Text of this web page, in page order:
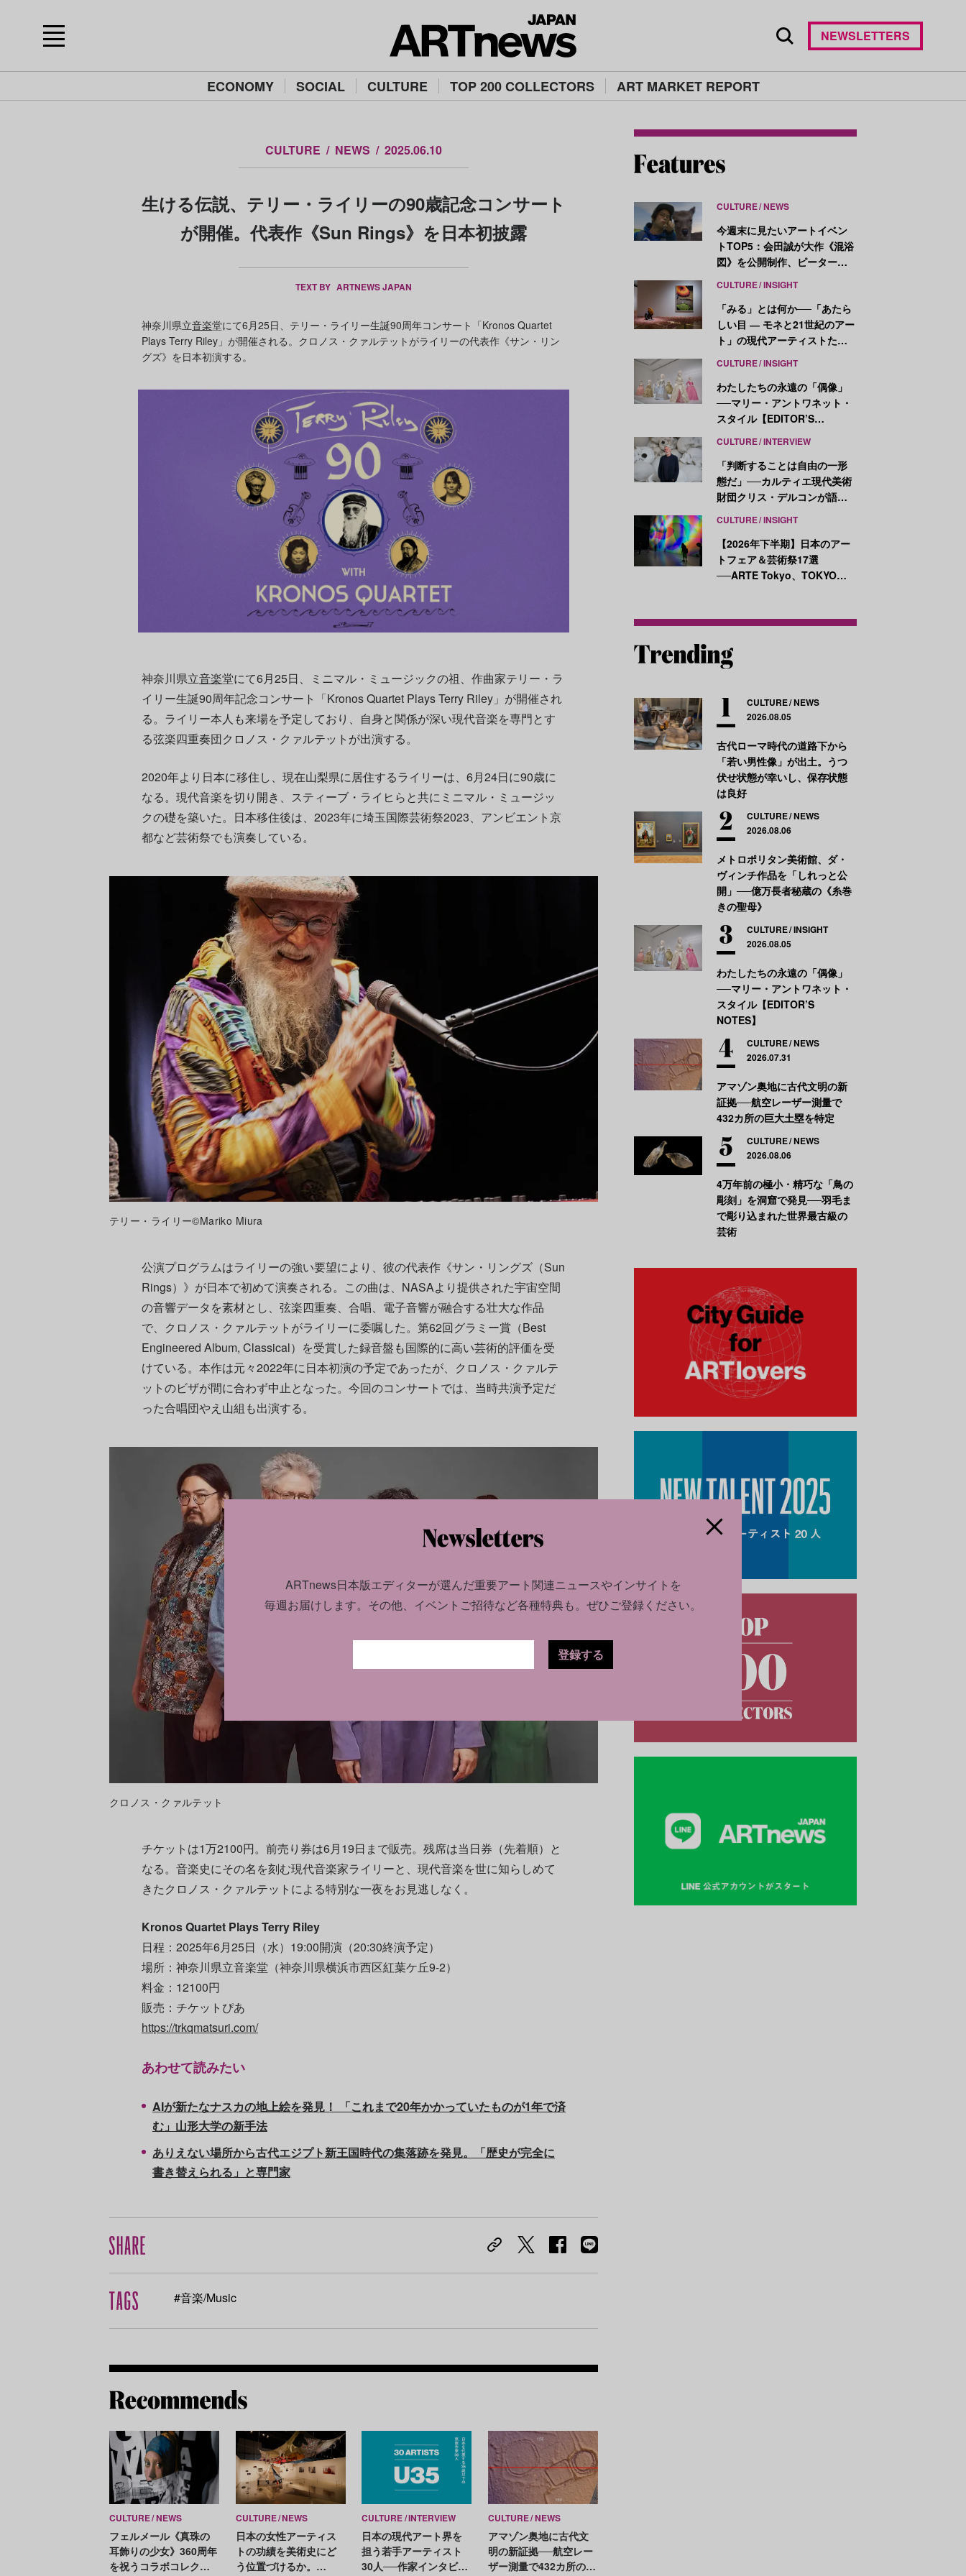
ECONOMY SOCIAL CULTURE TOP 200 COLLECTORS ART MARKET REPORT
NEWSLETTERS
CULTURE NEWS 2025.06.10
生ける伝説、テリー・ライリーの90歳記念コンサート
が開催。代表作《Sun Rings》を日本初披露
TEXT BY ARTNEWS JAPAN
神奈川県立音楽堂にて6月25日、テリー・ライリー生誕90周年コンサート「Kronos Quartet
Plays Terry Riley」が開催される。クロノス・クァルテットがライリーの代表作《サン・リン
グズ》を日本初演する。
神奈川県立音楽堂にて6月25日、ミニマル・ミュージックの祖、作曲家テリー・ラ
イリー生誕90周年記念コンサート「Kronos Quartet Plays Terry Riley」が開催され
る。ライリー本人も来場を予定しており、自身と関係が深い現代音楽を専門とす
る弦楽四重奏団クロノス・クァルテットが出演する。
2020年より日本に移住し、現在山梨県に居住するライリーは、6月24日に90歳に
なる。現代音楽を切り開き、スティーブ・ライヒらと共にミニマル・ミュージッ
クの礎を築いた。日本移住後は、2023年に埼玉国際芸術祭2023、アンビエント京
都など芸術祭でも演奏している。
テリー・ライリー©Mariko Miura
公演プログラムはライリーの強い要望により、彼の代表作《サン・リングズ（Sun
Rings）》が日本で初めて演奏される。この曲は、NASAより提供された宇宙空間
の音響データを素材とし、弦楽四重奏、合唱、電子音響が融合する壮大な作品
で、クロノス・クァルテットがライリーに委嘱した。第62回グラミー賞（Best
Engineered Album, Classical）を受賞した録音盤も国際的に高い芸術的評価を受
けている。本作は元々2022年に日本初演の予定であったが、クロノス・クァルテ
ットのビザが間に合わず中止となった。今回のコンサートでは、当時共演予定だ
った合唱団やえ山組も出演する。
クロノス・クァルテット
チケットは1万2100円。前売り券は6月19日まで販売。残席は当日券（先着順）と
なる。音楽史にその名を刻む現代音楽家ライリーと、現代音楽を世に知らしめて
きたクロノス・クァルテットによる特別な一夜をお見逃しなく。
Kronos Quartet Plays Terry Riley
日程：2025年6月25日（水）19:00開演（20:30終演予定）
場所：神奈川県立音楽堂（神奈川県横浜市西区紅葉ケ丘9-2）
料金：12100円
販売：チケットぴあ
https://trkqmatsuri.com/
あわせて読みたい
AIが新たなナスカの地上絵を発見！ 「これまで20年かかっていたものが1年で済
む」山形大学の新手法
ありえない場所から古代エジプト新王国時代の集落跡を発見。「歴史が完全に
書き替えられる」と専門家
#音楽/Music
CULTURE NEWS
フェルメール《真珠の
耳飾りの少女》360周年
を祝うコラボコレクシ
CULTURE NEWS
日本の女性アーティス
トの功績を美術史にど
う位置づけるか。
CULTURE INTERVIEW
日本の現代アート界を
担う若手アーティスト
30人──作家インタビュ
CULTURE NEWS
アマゾン奥地に古代文
明の新証拠──航空レー
ザー測量で432カ所の巨
CULTURE NEWS
今週末に見たいアートイベン
トTOP5：会田誠が大作《混浴
図》を公開制作、ピーター・
CULTURE INSIGHT
「みる」とは何か──「あたら
しい目 ― モネと21世紀のアー
ト」の現代アーティストたち
CULTURE INSIGHT
わたしたちの永遠の「偶像」
──マリー・アントワネット・
スタイル【EDITOR’S
CULTURE INTERVIEW
「判断することは自由の一形
態だ」──カルティエ現代美術
財団クリス・デルコンが語
CULTURE INSIGHT
【2026年下半期】日本のアー
トフェア＆芸術祭17選
──ARTE Tokyo、TOKYO
CULTURE NEWS
2026.08.05
古代ローマ時代の道路下から
「若い男性像」が出土。うつ
伏せ状態が幸いし、保存状態
は良好
CULTURE NEWS
2026.08.06
メトロポリタン美術館、ダ・
ヴィンチ作品を「しれっと公
開」──億万長者秘蔵の《糸巻
きの聖母》
CULTURE INSIGHT
2026.08.05
わたしたちの永遠の「偶像」
──マリー・アントワネット・
スタイル【EDITOR’S
NOTES】
CULTURE NEWS
2026.07.31
アマゾン奥地に古代文明の新
証拠──航空レーザー測量で
432カ所の巨大土塁を特定
CULTURE NEWS
2026.08.06
4万年前の極小・精巧な「鳥の
彫刻」を洞窟で発見──羽毛ま
で彫り込まれた世界最古級の
芸術
ARTnews日本版エディターが選んだ重要アート関連ニュースやインサイトを
毎週お届けします。 その他、イベントご招待など各種特典も。ぜひご登録ください。
登録する